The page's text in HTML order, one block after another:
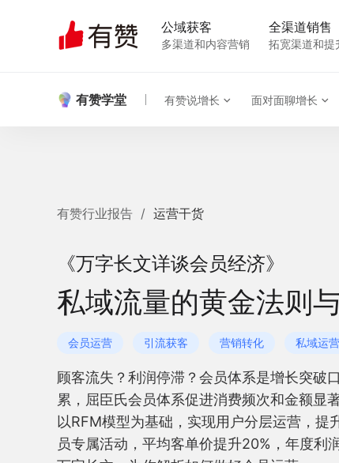
公域获客
多渠道和内容营销
全渠道销售
拓宽渠道和提
有赞学堂 有赞说增长 面对面聊增长
有赞行业报告 / 运营干货
《万字长文详谈会员经济》
私域流量的黄金法则
会员运营 引流获客 营销转化 私域运营
顾客流失？利润停滞？会员体系是增长突破
累，屈臣氏会员体系促进消费频次和金额显著
以RFM模型为基础，实现用户分层运营，
员专属活动，平均客单价提升20%，年度利